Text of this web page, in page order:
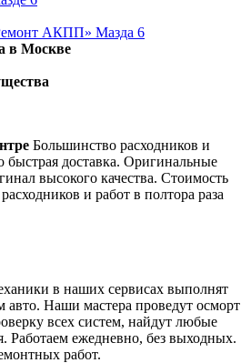
АКПП» Мазда 6
в Москве
Большинство расходников и
быстрая доставка. Оригинальные
высокого качества. Стоимость
и работ в полтора раза
в наших сервисах выполнят
Наши мастера проведут осморт
всех систем, найдут любые
Работаем ежедневно, без выходных.
работ.